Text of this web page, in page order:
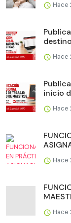
Hace
Hace
inicio
Hace
Hace
Hace